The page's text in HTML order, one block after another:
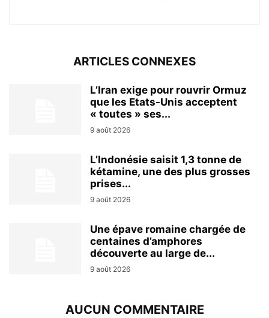
ARTICLES CONNEXES
L’Iran exige pour rouvrir Ormuz
que les Etats-Unis acceptent
« toutes » ses...
9 août 2026
L’Indonésie saisit 1,3 tonne de
kétamine, une des plus grosses
prises...
9 août 2026
Une épave romaine chargée de
centaines d’amphores
découverte au large de...
9 août 2026
AUCUN COMMENTAIRE